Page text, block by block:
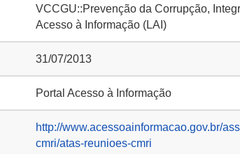
VCCGU::Prevenção da Corrupção,
Acesso à Informação (LAI)
31/07/2013
Portal Acesso à Informação
http://www.acessoainformacao.gov.br/
cmri/atas-reunioes-cmri